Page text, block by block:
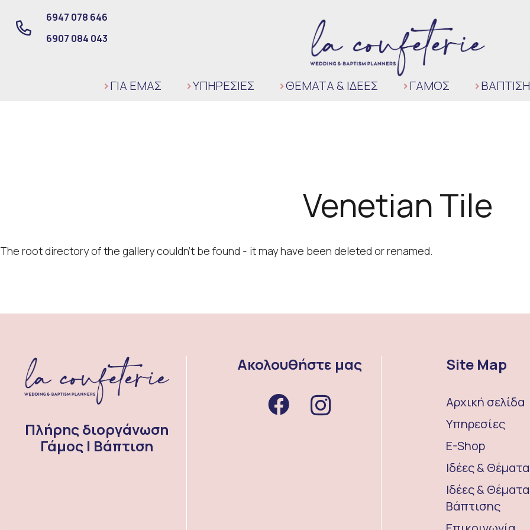
6947 078 646
6907 084 043
ΓΙΑ ΕΜΑΣ ΥΠΗΡΕΣΙΕΣ ΘΈΜΑΤΑ & ΙΔΈΕΣ ΓΆΜΟΣ ΒΑΠΤΙΣΗ
Venetian Tile
The root directory of the gallery couldn't be found - it may have been deleted or renamed.
Πλήρης διοργάνωση
Γάμος | Βάπτιση
Ακολουθήστε μας Site Map
Αρχική σελίδα
Υπηρεσίες
E-Shop
Ιδέες &
Ιδέες & Θέματα
Βάπτισης